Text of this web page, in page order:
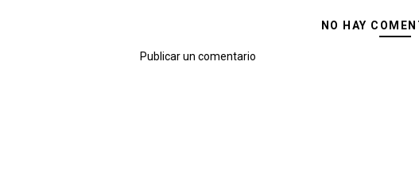
NO HAY
Publicar un comentario